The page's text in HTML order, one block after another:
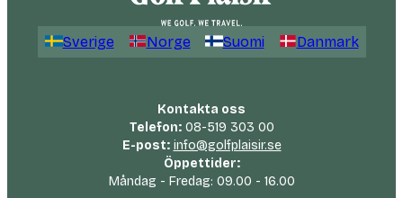
Sverige Norge Suomi Danmark
Kontakta oss
Telefon:08-519 303 00
E-post: info@golfplaisir.se
Öppettider:
Måndag - Fredag: 09.00 - 16.00